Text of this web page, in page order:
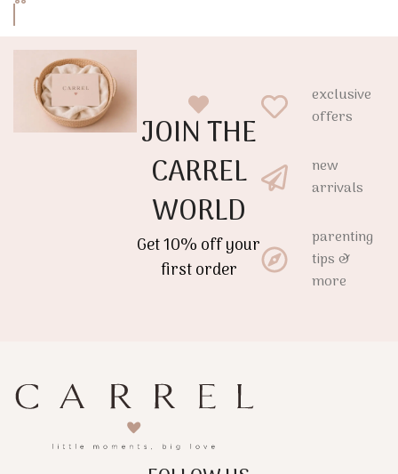
JOIN THE
CARREL
WORLD
Get 10% off your
first order
exclusive
offers
new
arrivals
parenting
tips &
more